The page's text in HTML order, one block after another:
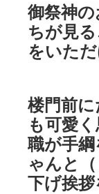
御祭神
ちが見
をいただ
楼門前
も可愛
職が手
ゃんと
下げ挨拶